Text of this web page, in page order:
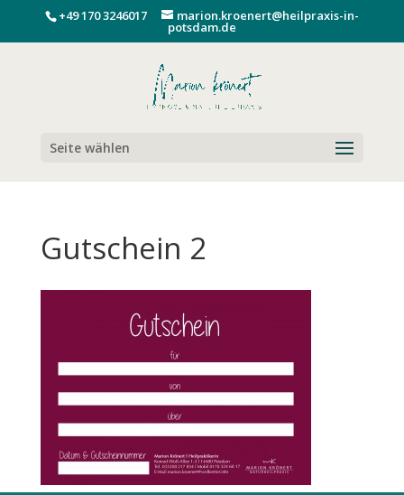
+49 170 3246017 marion.kroenert@heilpraxis-in-
potsdam.de
Seite wählen
Gutschein 2